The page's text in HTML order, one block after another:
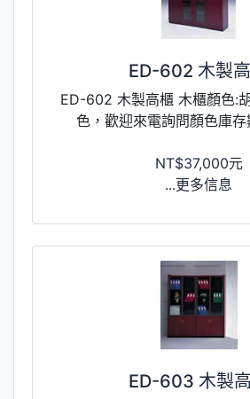
ED-602 木製
ED-602 木製高櫃 木櫃顏色:
色，歡迎來電詢問顏色庫存
NT$37,000元
...更多信息
ED-603 木製